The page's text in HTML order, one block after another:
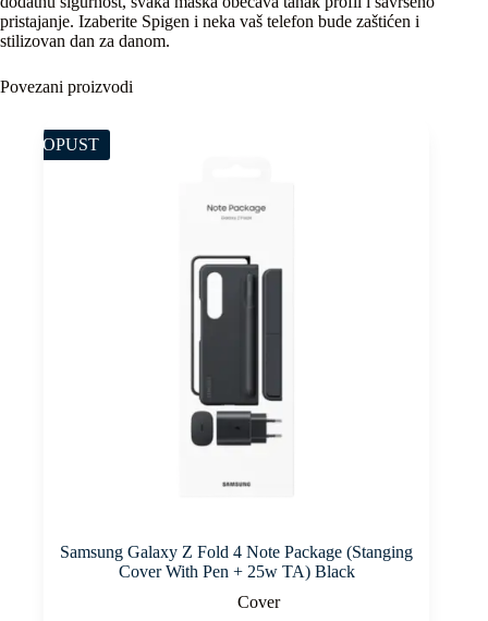
pristajanje. Izaberite Spigen i neka vaš telefon bude zaštićen i
stilizovan dan za danom.
Povezani proizvodi
POPUST
Samsung Galaxy Z Fold 4 Note Package (Stanging
Cover With Pen + 25w TA) Black
Cover